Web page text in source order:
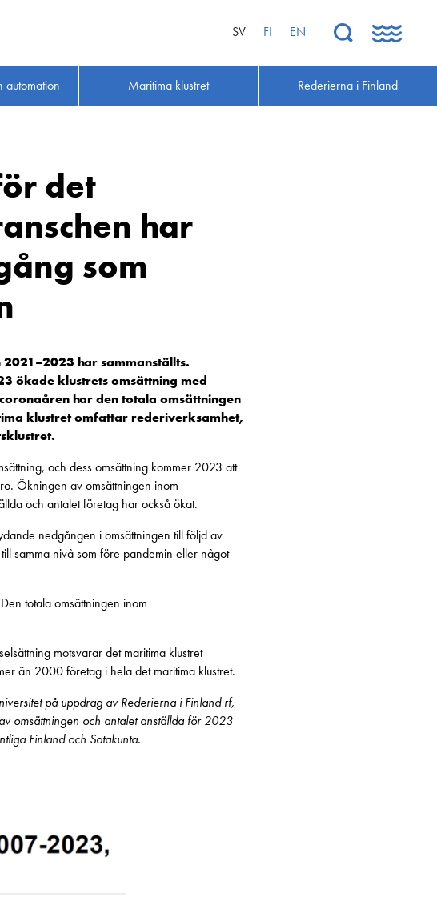
SV FI EN
automation Maritima klustret Rederierna i Finland
det
har
som
har sammanställts.
ökade klustrets omsättning med
har den totala omsättningen
klustret omfattar rederiverksamhet,
och dess omsättning kommer 2023 att
Ökningen av omsättningen inom
och antalet företag har också ökat.
nedgången i omsättningen till följd av
samma nivå som före pandemin eller något
totala omsättningen inom
motsvarar det maritima klustret
än 2000 företag i hela det maritima klustret.
på uppdrag av Rederierna i Finland rf,
omsättningen och antalet anställda för 2023
Finland och Satakunta.